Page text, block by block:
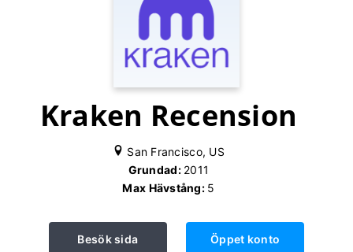
Kraken Recension
San Francisco, US
Grundad: 2011
Max Hävstång: 5
Besök sida Öppet konto